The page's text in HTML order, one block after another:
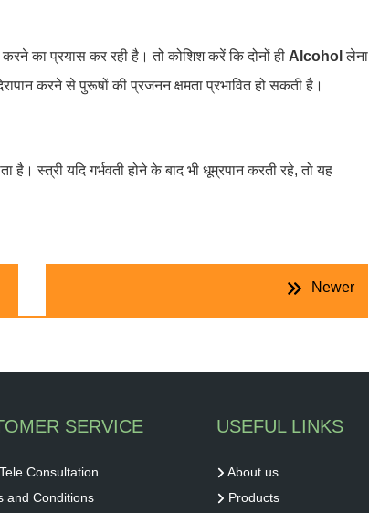
करने का प्रयास कर रही है। तो कोशिश करें कि दोनों ही Alcoholलेना
करने से पुरूषों की प्रजनन क्षमता प्रभावित हो सकती है।
है। स्त्री यदि गर्भवती होने के बाद भी धूम्रपान करती रहे, तो यह
Newer
SERVICE
Consultation
and Conditions
USEFUL LINKS
About us
Products